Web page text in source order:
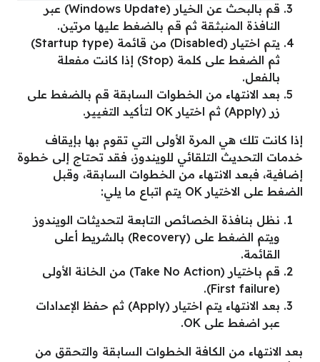
قم بالبحث عن الخيار (Windows Update) عبر
النافذة المنبثقة ثم قم بالضغط عليها مرتين.
يتم اختيار (Disabled) من قائمة (Startup type)
ثم الضغط على كلمة (Stop) إذا كانت مفعلة
بالفعل.
بعد الانتهاء من الخطوات السابقة قم بالضغط على
زر (Apply) ثم اختيار OK لتأكيد التغيير.
إذا كانت تلك هي المرة الأولى التي تقوم بها بإيقاف
خدمات التحديث التلقائي للويندوز، فقد تحتاج إلى خطوة
إضافية، فبعد الانتهاء من الخطوات السابقة، وقبل
الضغط على الاختيار OK يتم اتباع ما يلي:
نظل بنافذة الخصائص التابعة لتحديثات الويندوز
ويتم الضغط على (Recovery) بالشريط أعلى
القائمة.
قم باختيار (Take No Action) من الخانة الأولى
(First failure).
بعد الانتهاء يتم اختيار (Apply) ثم حفظ الإعدادات
عبر اضغط على OK.
بعد الانتهاء من الكافة الخطوات السابقة والتحقق من